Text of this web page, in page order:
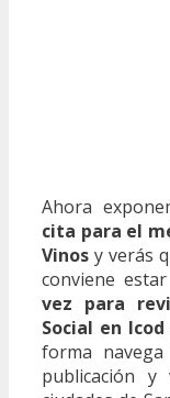
Ahora
cita para el
Vinos y verás
conviene
vez para
Social en
forma
publicación